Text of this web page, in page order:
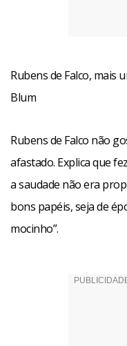
Rubens de Falco, mais
Blum
Rubens de Falco não
afastado. Explica que
a saudade não era
bons papéis, seja de
mocinho”.